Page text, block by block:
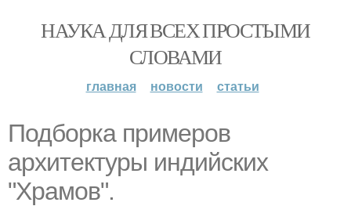
НАУКА ДЛЯ ВСЕХ ПРОСТЫМИ
СЛОВАМИ
главная новости статьи
Подборка примеров
архитектуры индийских
"Храмов".